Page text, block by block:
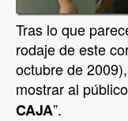
Tras lo que
rodaje de este
octubre de
mostrar al
CAJA”.